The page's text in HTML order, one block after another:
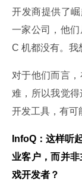
开发商提供了
一家公司，他
C 机都没有。我
对于他们而言
难，所以我觉
开发工具，有可
InfoQ：这样听
业客户，而并
戏开发者？